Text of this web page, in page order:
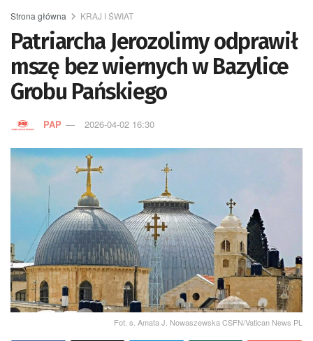
Strona główna KRAJ I ŚWIAT
Patriarcha Jerozolimy odprawił
mszę bez wiernych w Bazylice
Grobu Pańskiego
PAP 2026-04-02 16:30
Fot. s. Amata J. Nowaszewska CSFN/Vatican News PL